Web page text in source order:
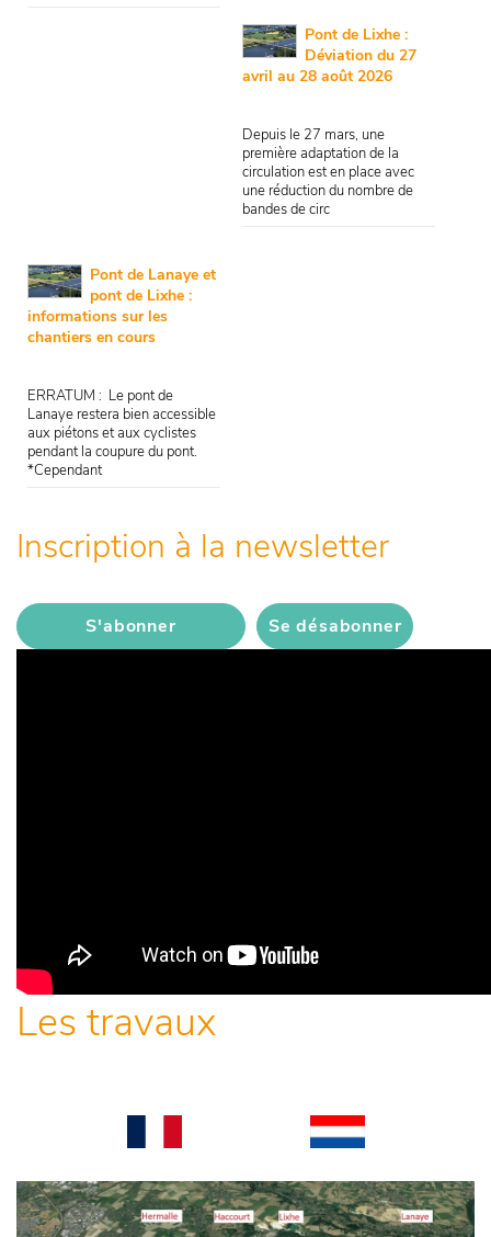
Pont de Lixhe :
Déviation du 27
avril au 28 août 2026
Depuis le 27 mars, une
première adaptation de la
circulation est en place avec
une réduction du nombre de
bandes de circ
Pont de Lanaye et
pont de Lixhe :
informations sur les
chantiers en cours
ERRATUM : Le pont de
Lanaye restera bien accessible
aux piétons et aux cyclistes
pendant la coupure du pont.
*Cependant
Inscription à la newsletter
S'abonner Se désabonner
Les travaux